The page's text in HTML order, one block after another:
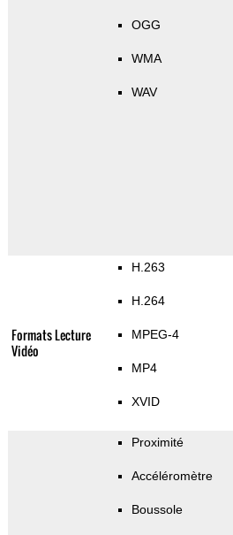
OGG
WMA
WAV
Formats Lecture
Vidéo
H.263
H.264
MPEG-4
MP4
XVID
Proximité
Accéléromètre
Boussole